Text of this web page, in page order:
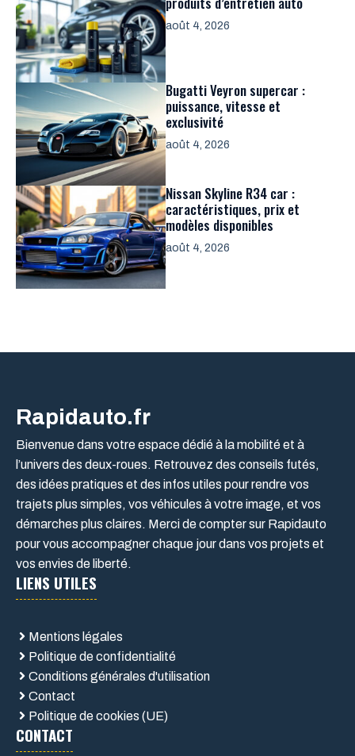
août 4, 2026
Bugatti Veyron supercar :
puissance, vitesse et
exclusivité
août 4, 2026
Nissan Skyline R34 car :
caractéristiques, prix et
modèles disponibles
août 4, 2026
Rapidauto.fr
Bienvenue dans votre espace dédié à la mobilité et à
l’univers des deux-roues. Retrouvez des conseils futés,
des idées pratiques et des infos utiles pour rendre vos
trajets plus simples, vos véhicules à votre image, et vos
démarches plus claires. Merci de compter sur Rapidauto
pour vous accompagner chaque jour dans vos projets et
vos envies de liberté.
LIENS UTILES
Mentions légales
Politique de confidentialité
Conditions générales d'utilisation
Contact
Politique de cookies (UE)
CONTACT